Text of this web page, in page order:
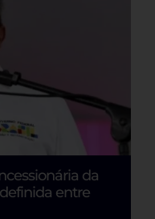
da
definida entre